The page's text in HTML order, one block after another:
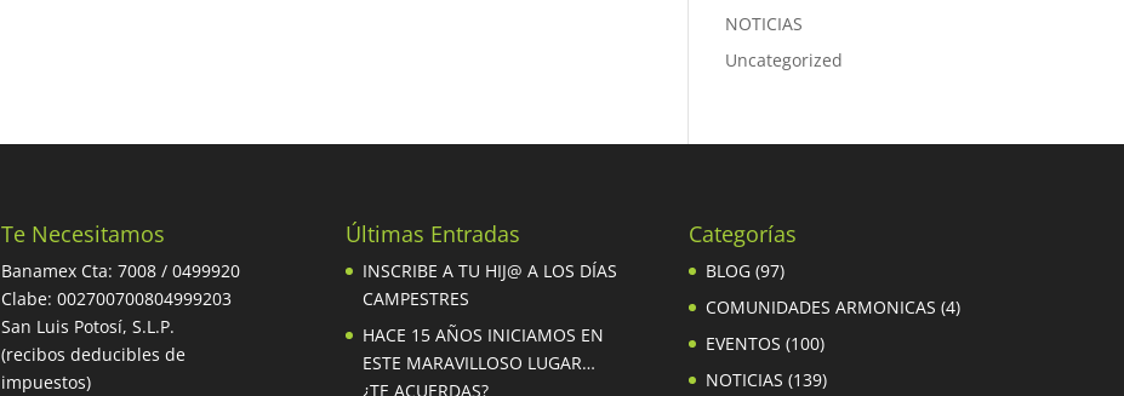
NOTICIAS
Uncategorized
Te Necesitamos
Banamex Cta: 7008 / 0499920
Clabe: 002700700804999203
San Luis Potosí, S.L.P.
(recibos deducibles de
impuestos)
Últimas Entradas
INSCRIBE A TU HIJ@ A LOS DÍAS
CAMPESTRES
HACE 15 AÑOS INICIAMOS EN
ESTE MARAVILLOSO LUGAR…
¿TE ACUERDAS?
Categorías
BLOG (97)
COMUNIDADES ARMONICAS (4)
EVENTOS (100)
NOTICIAS (139)